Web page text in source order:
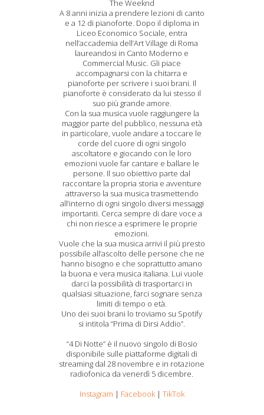
The Weeknd
A 8 anni inizia a prendere lezioni di canto
e a 12 di pianoforte. Dopo il diploma in
Liceo Economico Sociale, entra
nell’accademia dell’Art Village di Roma
laureandosi in Canto Moderno e
Commercial Music. Gli piace
accompagnarsi con la chitarra e
pianoforte per scrivere i suoi brani. Il
pianoforte è considerato da lui stesso il
suo più grande amore.
Con la sua musica vuole raggiungere la
maggior parte del pubblico, nessuna età
in particolare, vuole andare a toccare le
corde del cuore di ogni singolo
ascoltatore e giocando con le loro
emozioni vuole far cantare e ballare le
persone. Il suo obiettivo parte dal
raccontare la propria storia e avventure
attraverso la sua musica trasmettendo
all’interno di ogni singolo diversi messaggi
importanti. Cerca sempre di dare voce a
chi non riesce a esprimere le proprie
emozioni.
Vuole che la sua musica arrivi il più presto
possibile all’ascolto delle persone che ne
hanno bisogno e che soprattutto amano
la buona e vera musica italiana. Lui vuole
darci la possibilità di trasportarci in
qualsiasi situazione, farci sognare senza
limiti di tempo o età.
Uno dei suoi brani lo troviamo su Spotify
si intitola “Prima di Dirsi Addio”.
“4 Di Notte” è il nuovo singolo di Bosio
disponibile sulle piattaforme digitali di
streaming dal 28 novembre e in rotazione
radiofonica da venerdì 5 dicembre.
Instagram | Facebook| TikTok